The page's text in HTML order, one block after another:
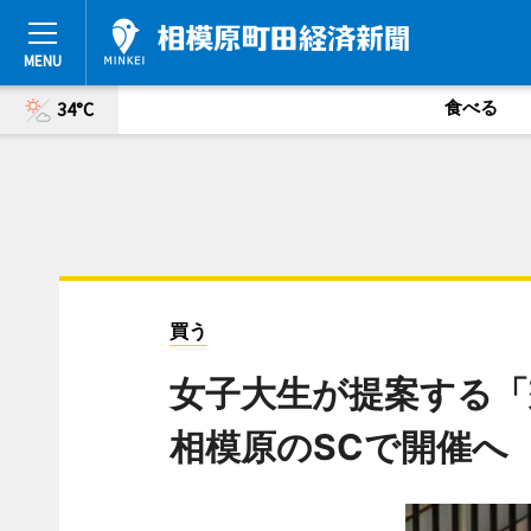
34°C 食べる
買う
女子大生が提案する
相模原のSCで開催へ